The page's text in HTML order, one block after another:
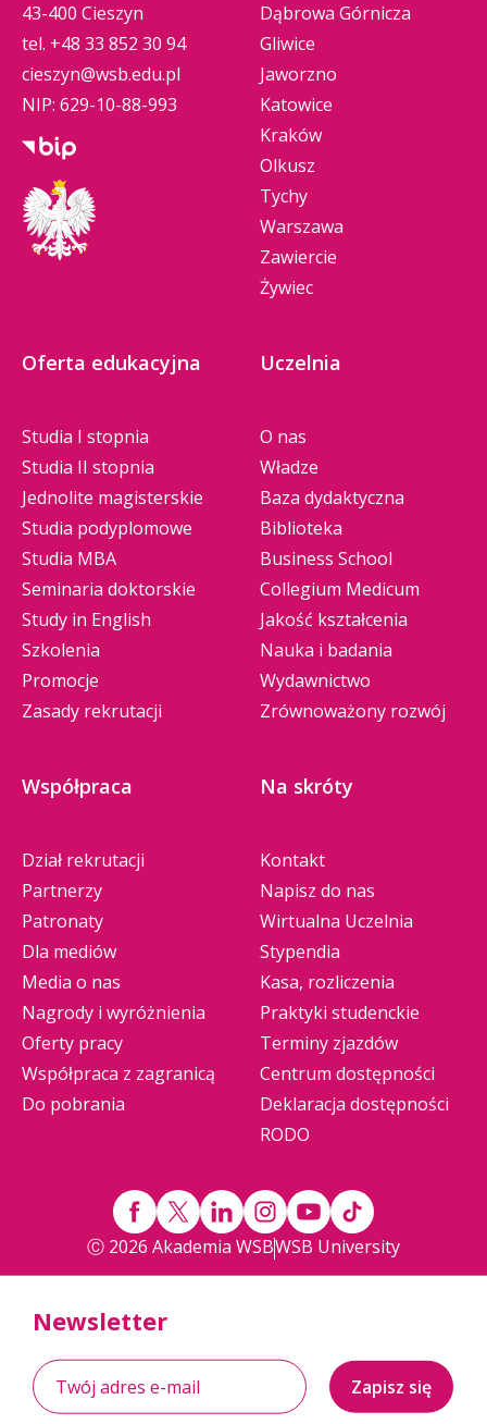
43-400 Cieszyn
tel. +48 33 852 30 94
cieszyn@wsb.edu.pl
NIP: 629-10-88-993
Dąbrowa Górnicza
Gliwice
Jaworzno
Katowice
Kraków
Olkusz
Tychy
Warszawa
Zawiercie
Żywiec
Oferta edukacyjna
Studia I stopnia
Studia II stopnia
Jednolite magisterskie
Studia podyplomowe
Studia MBA
Seminaria doktorskie
Study in English
Szkolenia
Promocje
Zasady rekrutacji
Uczelnia
O nas
Władze
Baza dydaktyczna
Biblioteka
Business School
Collegium Medicum
Jakość kształcenia
Nauka i badania
Wydawnictwo
Zrównoważony rozwój
Współpraca
Dział rekrutacji
Partnerzy
Patronaty
Dla mediów
Media o nas
Nagrody i wyróżnienia
Oferty pracy
Współpraca z zagranicą
Do pobrania
Na skróty
Kontakt
Napisz do nas
Wirtualna Uczelnia
Stypendia
Kasa, rozliczenia
Praktyki studenckie
Terminy zjazdów
Centrum dostępności
Deklaracja dostępności
RODO
Ⓒ 2026 Akademia WSBWSB University
Newsletter
Zapisz się